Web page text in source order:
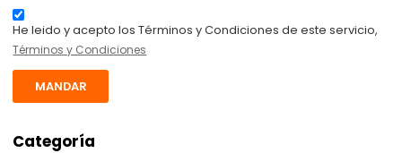
He leido y acepto los Términos y Condiciones de este servicio,
Términos y Condiciones
MANDAR
Categoría